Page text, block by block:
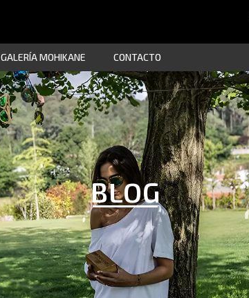
GALERÍA MOHIKANE CONTACTO
BLOG